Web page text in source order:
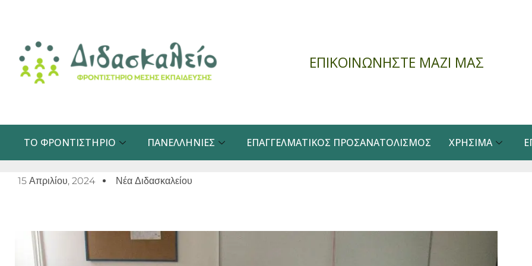
περιεχόμενο
ΕΠΙΚΟΙΝΩΝΗΣΤΕ ΜΑΖΙ ΜΑΣ
ΤΟ ΦΡΟΝΤΙΣΤΉΡΙΟ ΠΑΝΕΛΛΉΝΙΕΣ ΕΠΑΓΓΕΛΜΑΤΙΚΌΣ ΠΡΟΣΑΝΑΤΟΛΙΣΜΌΣ ΧΡΉΣΙΜΑ
15 Απριλίου, 2024 Νέα Διδασκαλείου